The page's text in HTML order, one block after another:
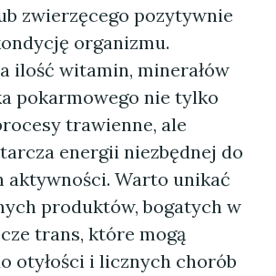
zwierzęcego pozytywnie
organizmu.
ilość witamin, minerałów
pokarmowego nie tylko
trawienne, ale
energii niezbędnej do
aktywności. Warto unikać
produktów, bogatych w
trans, które mogą
otyłości i licznych chorób